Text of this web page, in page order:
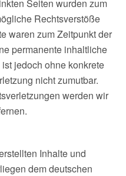
Seiten wurden zum
Rechtsverstöße
waren zum Zeitpunkt der
permanente inhaltliche
jedoch ohne konkrete
nicht zumutbar.
werden wir
Inhalte und
dem deutschen